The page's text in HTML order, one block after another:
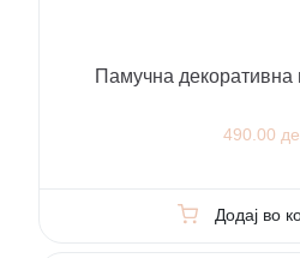
Памучна
490.00
Додај во